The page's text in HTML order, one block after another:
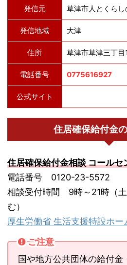
発信元 草津市人とくら
発信地域 大津
住所 草津市草津三丁
電話番号 0775616927
公式サイト
住居確保給付金
住居確保給付金相談 コールセ
電話番号 0120-23-5572
相談受付時間 9時～21時（
む）
厚生労働省 生活支援特設ホー
ご注意
国や地方公共団体の給付金